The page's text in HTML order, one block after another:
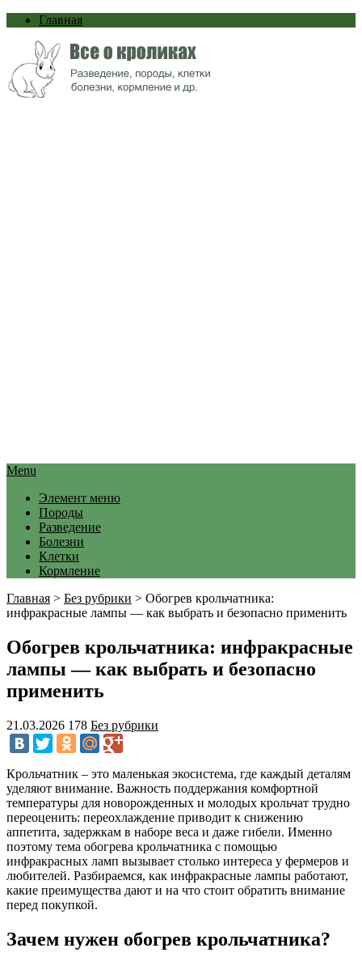
Главная
Menu
Элемент меню
Породы
Разведение
Болезни
Клетки
Кормление
Главная > Без рубрики > Обогрев крольчатника:
инфракрасные лампы — как выбрать и безопасно применить
Обогрев крольчатника: инфракрасные
лампы — как выбрать и безопасно
применить
21.03.2026 178 Без рубрики
Крольчатник – это маленькая экосистема, где каждый деталям
уделяют внимание. Важность поддержания комфортной
температуры для новорожденных и молодых крольчат трудно
переоценить: переохлаждение приводит к снижению
аппетита, задержкам в наборе веса и даже гибели. Именно
поэтому тема обогрева крольчатника с помощью
инфракрасных ламп вызывает столько интереса у фермеров и
любителей. Разбираемся, как инфракрасные лампы работают,
какие преимущества дают и на что стоит обратить внимание
перед покупкой.
Зачем нужен обогрев крольчатника?